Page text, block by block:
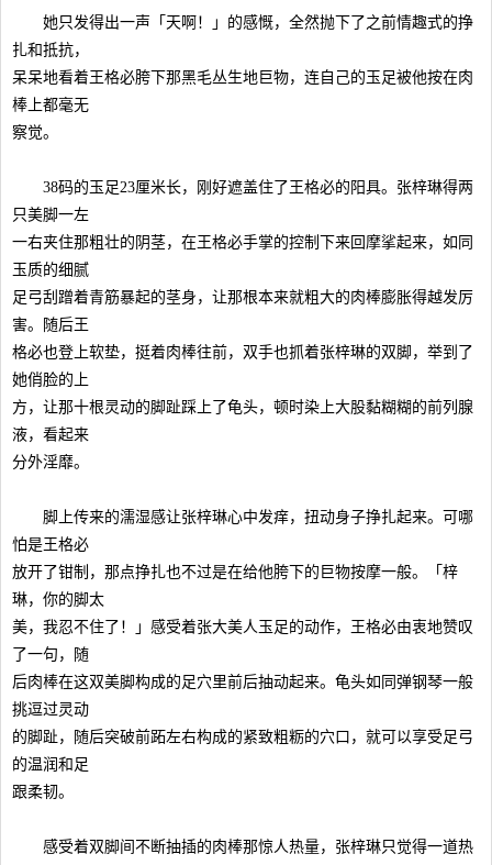
她只发得出一声「天啊！」的感慨，全然抛下了之前情趣式的挣
扎和抵抗，
呆呆地看着王格必胯下那黑毛丛生地巨物，连自己的玉足被他按在肉
棒上都毫无
察觉。
38码的玉足23厘米长，刚好遮盖住了王格必的阳具。张梓琳得两
只美脚一左
一右夹住那粗壮的阴茎，在王格必手掌的控制下来回摩挲起来，如同
玉质的细腻
足弓刮蹭着青筋暴起的茎身，让那根本来就粗大的肉棒膨胀得越发厉
害。随后王
格必也登上软垫，挺着肉棒往前，双手也抓着张梓琳的双脚，举到了
她俏脸的上
方，让那十根灵动的脚趾踩上了龟头，顿时染上大股黏糊糊的前列腺
液，看起来
分外淫靡。
脚上传来的濡湿感让张梓琳心中发痒，扭动身子挣扎起来。可哪
怕是王格必
放开了钳制，那点挣扎也不过是在给他胯下的巨物按摩一般。「梓
琳，你的脚太
美，我忍不住了！」感受着张大美人玉足的动作，王格必由衷地赞叹
了一句，随
后肉棒在这双美脚构成的足穴里前后抽动起来。龟头如同弹钢琴一般
挑逗过灵动
的脚趾，随后突破前跖左右构成的紧致粗粝的穴口，就可以享受足弓
的温润和足
跟柔韧。
感受着双脚间不断抽插的肉棒那惊人热量，张梓琳只觉得一道热